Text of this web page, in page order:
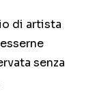
di artista
senza